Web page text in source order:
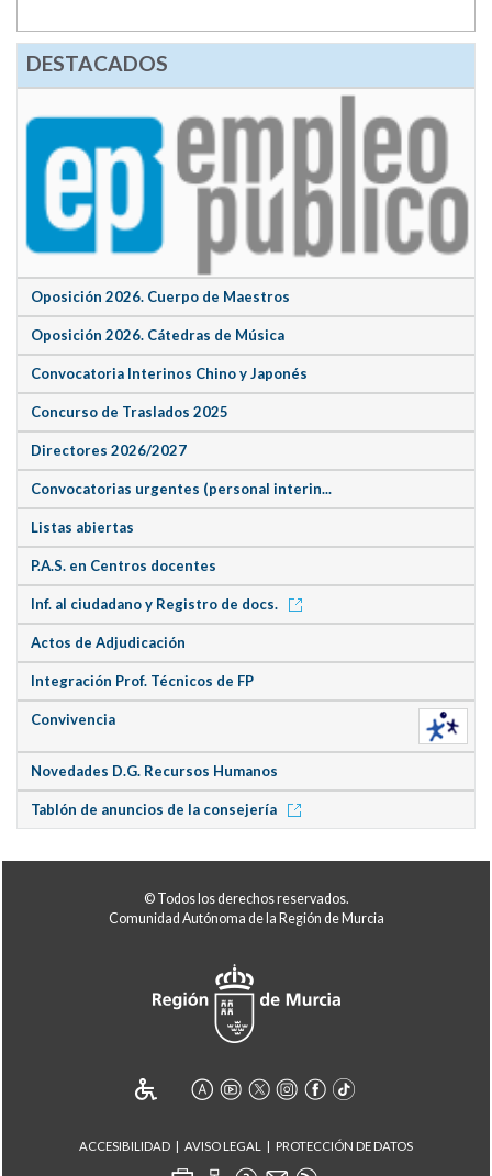
DESTACADOS
Oposición 2026. Cuerpo de Maestros
Oposición 2026. Cátedras de Música
Convocatoria Interinos Chino y Japonés
Concurso de Traslados 2025
Directores 2026/2027
Convocatorias urgentes (personal interin...
Listas abiertas
P.A.S. en Centros docentes
Inf. al ciudadano y Registro de docs.
Actos de Adjudicación
Integración Prof. Técnicos de FP
Convivencia
Novedades D.G. Recursos Humanos
Tablón de anuncios de la consejería
© Todos los derechos reservados.
Comunidad Autónoma de la Región de Murcia
ACCESIBILIDAD AVISO LEGAL PROTECCIÓN DE DATOS